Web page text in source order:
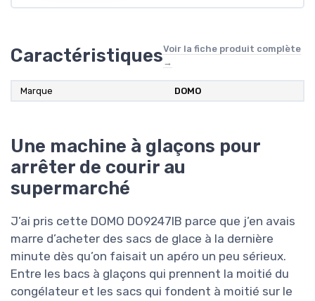
CaractéristiquesVoir la fiche produit complète
→
Marque DOMO
Une machine à glaçons pour
arrêter de courir au
supermarché
J’ai pris cette DOMO DO9247IB parce que j’en avais
marre d’acheter des sacs de glace à la dernière
minute dès qu’on faisait un apéro un peu sérieux.
Entre les bacs à glaçons qui prennent la moitié du
congélateur et les sacs qui fondent à moitié sur le